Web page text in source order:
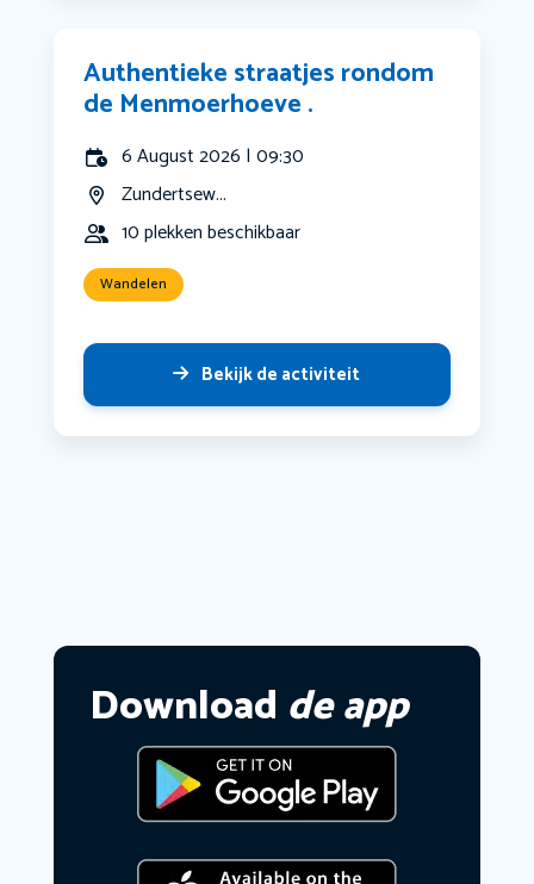
Authentieke straatjes rondom
de Menmoerhoeve .
6 August 2026 | 09:30
Zundertsew...
10 plekken beschikbaar
Wandelen
Bekijk de activiteit
Download de app